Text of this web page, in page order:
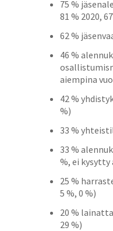
75 %
81 % 2020,
62 %
46 %
aiempina
42 %
%)
33 %
33 %
%, ei kysytty
25 %
5 %, 0 %)
20 %
29 %)